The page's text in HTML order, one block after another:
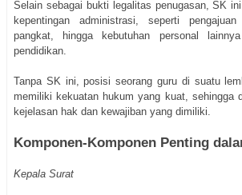
Selain sebagai bukti legalitas penugasan, SK
kepentingan administrasi, seperti
pangkat, hingga kebutuhan personal
pendidikan.
Tanpa SK ini, posisi seorang guru di suatu
memiliki kekuatan hukum yang kuat, sehingga
kejelasan hak dan kewajiban yang dimiliki.
Komponen-Komponen Penting
Kepala Surat